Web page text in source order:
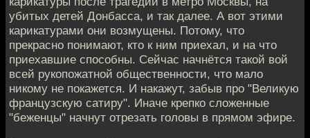
убитых детей Донбасса, и так далее. А вот этими
карикатурами они возмущены. Потому, что
прекрасно понимают, кто к ним приехал, и на что
приехавшие способны. Сейчас начнётся такой вой
всей рукопожатной общественности, что мало
никому не покажется. И накажут, забыв про "Великую
французскую сатиру". Иначе крепко сложенные
"беженцы" начнут отрезать головы в прямом эфире.